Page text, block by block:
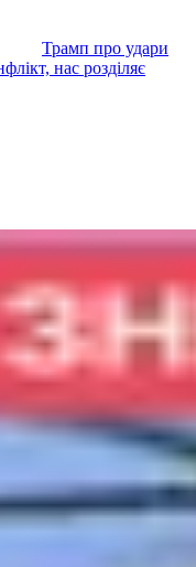
Трамп про удари
нас розділяє